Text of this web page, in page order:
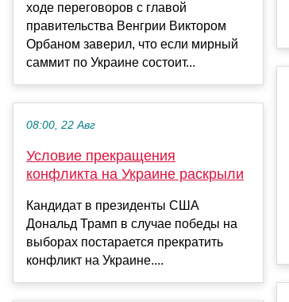
ходе переговоров с главой
правительства Венгрии Виктором
Орбаном заверил, что если мирный
саммит по Украине состоит...
08:00, 22 Авг
Условие прекращения
конфликта на Украине раскрыли
Кандидат в президенты США
Дональд Трамп в случае победы на
выборах постарается прекратить
конфликт на Украине....